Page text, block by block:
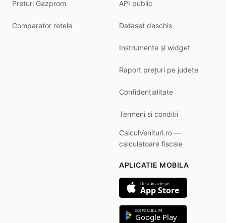
Preturi Gazprom
Comparator retele
API public
Dataset deschis
Instrumente și widget
Raport prețuri pe județe
Confidentialitate
Termeni si conditii
CalculVenituri.ro —
calculatoare fiscale
APLICATIE MOBILA
Descarca de pe
App Store
DISPONIBIL PE
Google Play